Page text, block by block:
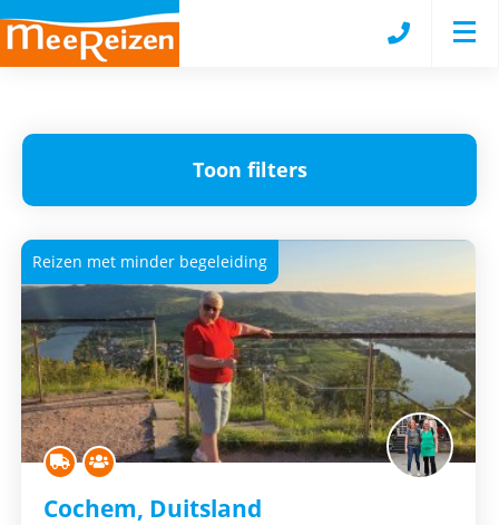
Toon filters
Reizen met minder begeleiding
Cochem, Duitsland